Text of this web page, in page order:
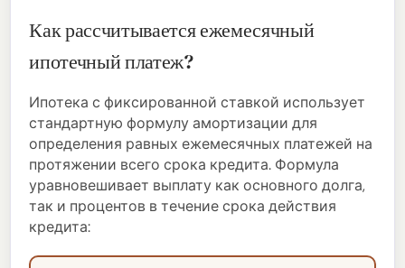
Как рассчитывается ежемесячный
ипотечный платеж?
Ипотека с фиксированной ставкой использует
стандартную формулу амортизации для
определения равных ежемесячных платежей на
протяжении всего срока кредита. Формула
уравновешивает выплату как основного долга,
так и процентов в течение срока действия
кредита: